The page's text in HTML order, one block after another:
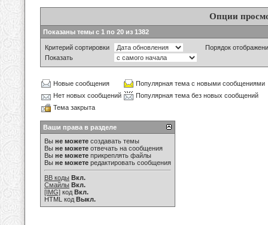
Опции
Показаны темы с 1 по 20 из 1382
Критерий сортировки
Порядок
Показать
Новые сообщения
Популярная тема с новыми сообщениями
Нет новых сообщений
Популярная тема без новых сообщений
Тема закрыта
Ваши права в разделе
Вы не можете создавать темы
Вы не можете отвечать на сообщения
Вы не можете прикреплять файлы
Вы не можете редактировать сообщения
BB коды Вкл.
Смайлы Вкл.
[IMG] код Вкл.
HTML код Выкл.